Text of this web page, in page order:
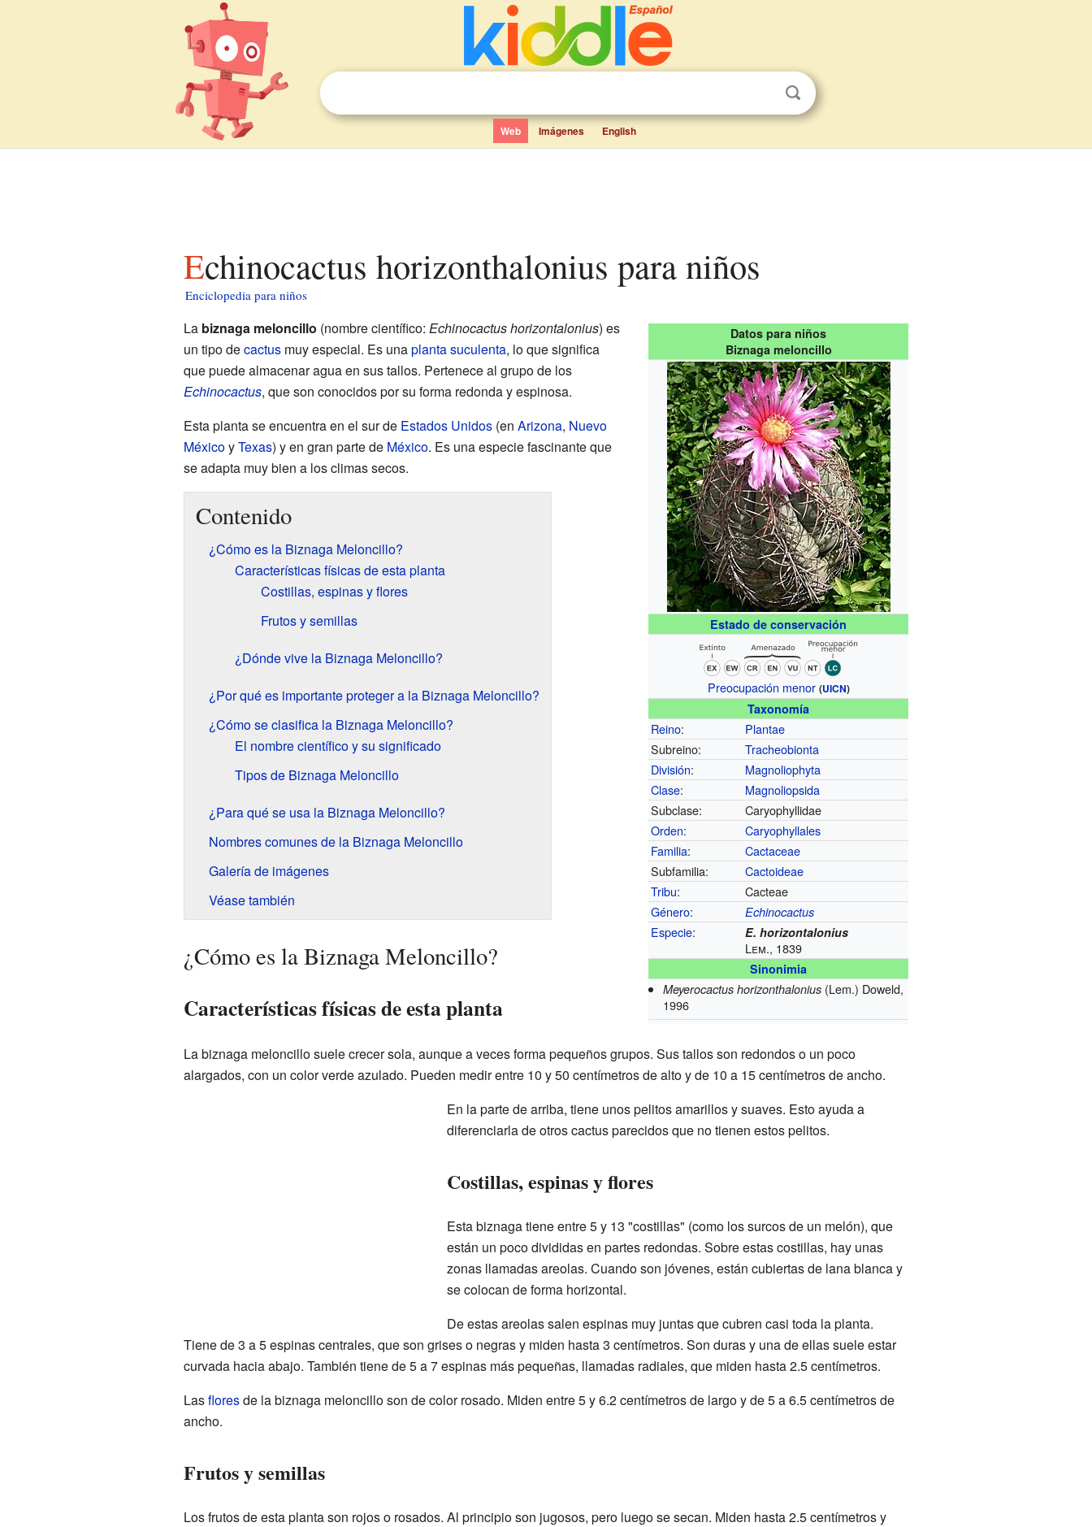
Web Imágenes English
Echinocactus horizonthalonius para niños
Enciclopedia para niños
Datos para niños
Biznaga meloncillo
Estado de conservación
Preocupación menor (UICN)
Taxonomía
Reino:
Plantae
Subreino:
Tracheobionta
División:
Magnoliophyta
Clase:
Magnoliopsida
Subclase:
Caryophyllidae
Orden:
Caryophyllales
Familia:
Cactaceae
Subfamilia:
Cactoideae
Tribu:
Cacteae
Género: Echinocactus
Especie: E. horizontalonius
Lem., 1839
Sinonimia
Meyerocactus horizonthalonius (Lem.) Doweld,
1996
La biznaga meloncillo (nombre científico: Echinocactus horizontalonius) es
un tipo decactusmuy especial. Es unaplantasuculenta, lo que significa
que puede almacenar agua en sus tallos. Pertenece al grupo de los
Echinocactus, que son conocidos por su forma redonda y espinosa.
Esta planta se encuentra en el sur de Estados Unidos(en Arizona, Nuevo
MéxicoyTexas) y en gran parte de México. Es una especie fascinante que
se adapta muy bien a los climas secos.
Contenido
¿Cómo es la Biznaga Meloncillo?
Características físicas de esta planta
Costillas, espinas y flores
Frutos y semillas
¿Dónde vive la Biznaga Meloncillo?
¿Por qué es importante proteger a la Biznaga Meloncillo?
¿Cómo se clasifica la Biznaga Meloncillo?
El nombre científico y su significado
Tipos de Biznaga Meloncillo
¿Para qué se usa la Biznaga Meloncillo?
Nombres comunes de la Biznaga Meloncillo
Galería de imágenes
Véase también
¿Cómo es la Biznaga Meloncillo?
Características físicas de esta planta
La biznaga meloncillo suele crecer sola, aunque a veces forma pequeños grupos. Sus tallos son redondos o un poco
alargados, con un color verde azulado. Pueden medir entre 10 y 50 centímetros de alto y de 10 a 15 centímetros de ancho.
En la parte de arriba, tiene unos pelitos amarillos y suaves. Esto ayuda a
diferenciarla de otros cactus parecidos que no tienen estos pelitos.
Costillas, espinas y flores
Esta biznaga tiene entre 5 y 13 "costillas" (como los surcos de un melón), que
están un poco divididas en partes redondas. Sobre estas costillas, hay unas
zonas llamadas areolas. Cuando son jóvenes, están cubiertas de lana blanca y
se colocan de forma horizontal.
De estas areolas salen espinas muy juntas que cubren casi toda la planta.
Tiene de 3 a 5 espinas centrales, que son grises o negras y miden hasta 3 centímetros. Son duras y una de ellas suele estar
curvada hacia abajo. También tiene de 5 a 7 espinas más pequeñas, llamadas radiales, que miden hasta 2.5 centímetros.
Lasfloresde la biznaga meloncillo son de color rosado. Miden entre 5 y 6.2 centímetros de largo y de 5 a 6.5 centímetros de
ancho.
Frutos y semillas
Los frutos de esta planta son rojos o rosados. Al principio son jugosos, pero luego se secan. Miden hasta 2.5 centímetros y